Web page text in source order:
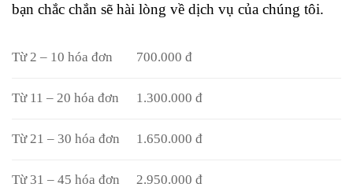
bạn chắc chắn sẽ hài lòng về dịch vụ của chúng tôi.
Từ 2 – 10 hóa đơn 700.000 đ
Từ 11 – 20 hóa đơn 1.300.000 đ
Từ 21 – 30 hóa đơn 1.650.000 đ
Từ 31 – 45 hóa đơn 2.950.000 đ